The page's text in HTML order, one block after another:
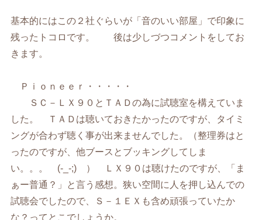
基本的にはこの２社ぐらいが「音のいい部屋」で印象に
残ったトコロです。 後は少しづつコメントをしてお
きます。
Ｐｉｏｎｅｅｒ・・・・・
ＳＣ－ＬＸ９０とＴＡＤの為に試聴室を構えていま
した。 ＴＡＤは聴いておきたかったのですが、タイミ
ングが合わず聴く事が出来ませんでした。（整理券はと
ったのですが、他ブースとブッキングしてしま
い。。。 (-_-;) ） ＬＸ９０は聴けたのですが、「ま
ぁー普通？」と言う感想。狭い空間に人を押し込んでの
試聴会でしたので、Ｓ－１ＥＸも含め頑張っていたか
な？ってとこでしょうか。